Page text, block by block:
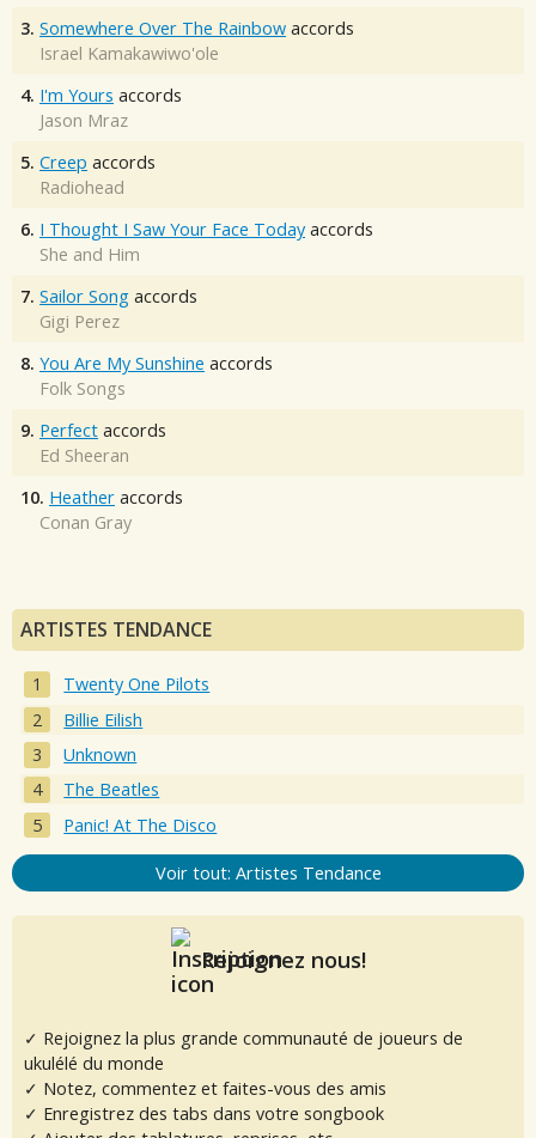
3. Somewhere Over The Rainbow accords
Israel Kamakawiwo'ole
4. I'm Yours accords
Jason Mraz
5. Creep accords
Radiohead
6. I Thought I Saw Your Face Today accords
She and Him
7. Sailor Song accords
Gigi Perez
8. You Are My Sunshine accords
Folk Songs
9. Perfect accords
Ed Sheeran
10. Heather accords
Conan Gray
ARTISTES TENDANCE
Twenty One Pilots
Billie Eilish
Unknown
The Beatles
Panic! At The Disco
Voir tout: Artistes Tendance
Rejoignez nous!
✓ Rejoignez la plus grande communauté de joueurs de
ukulélé du monde
✓ Notez, commentez et faites-vous des amis
✓ Enregistrez des tabs dans votre songbook